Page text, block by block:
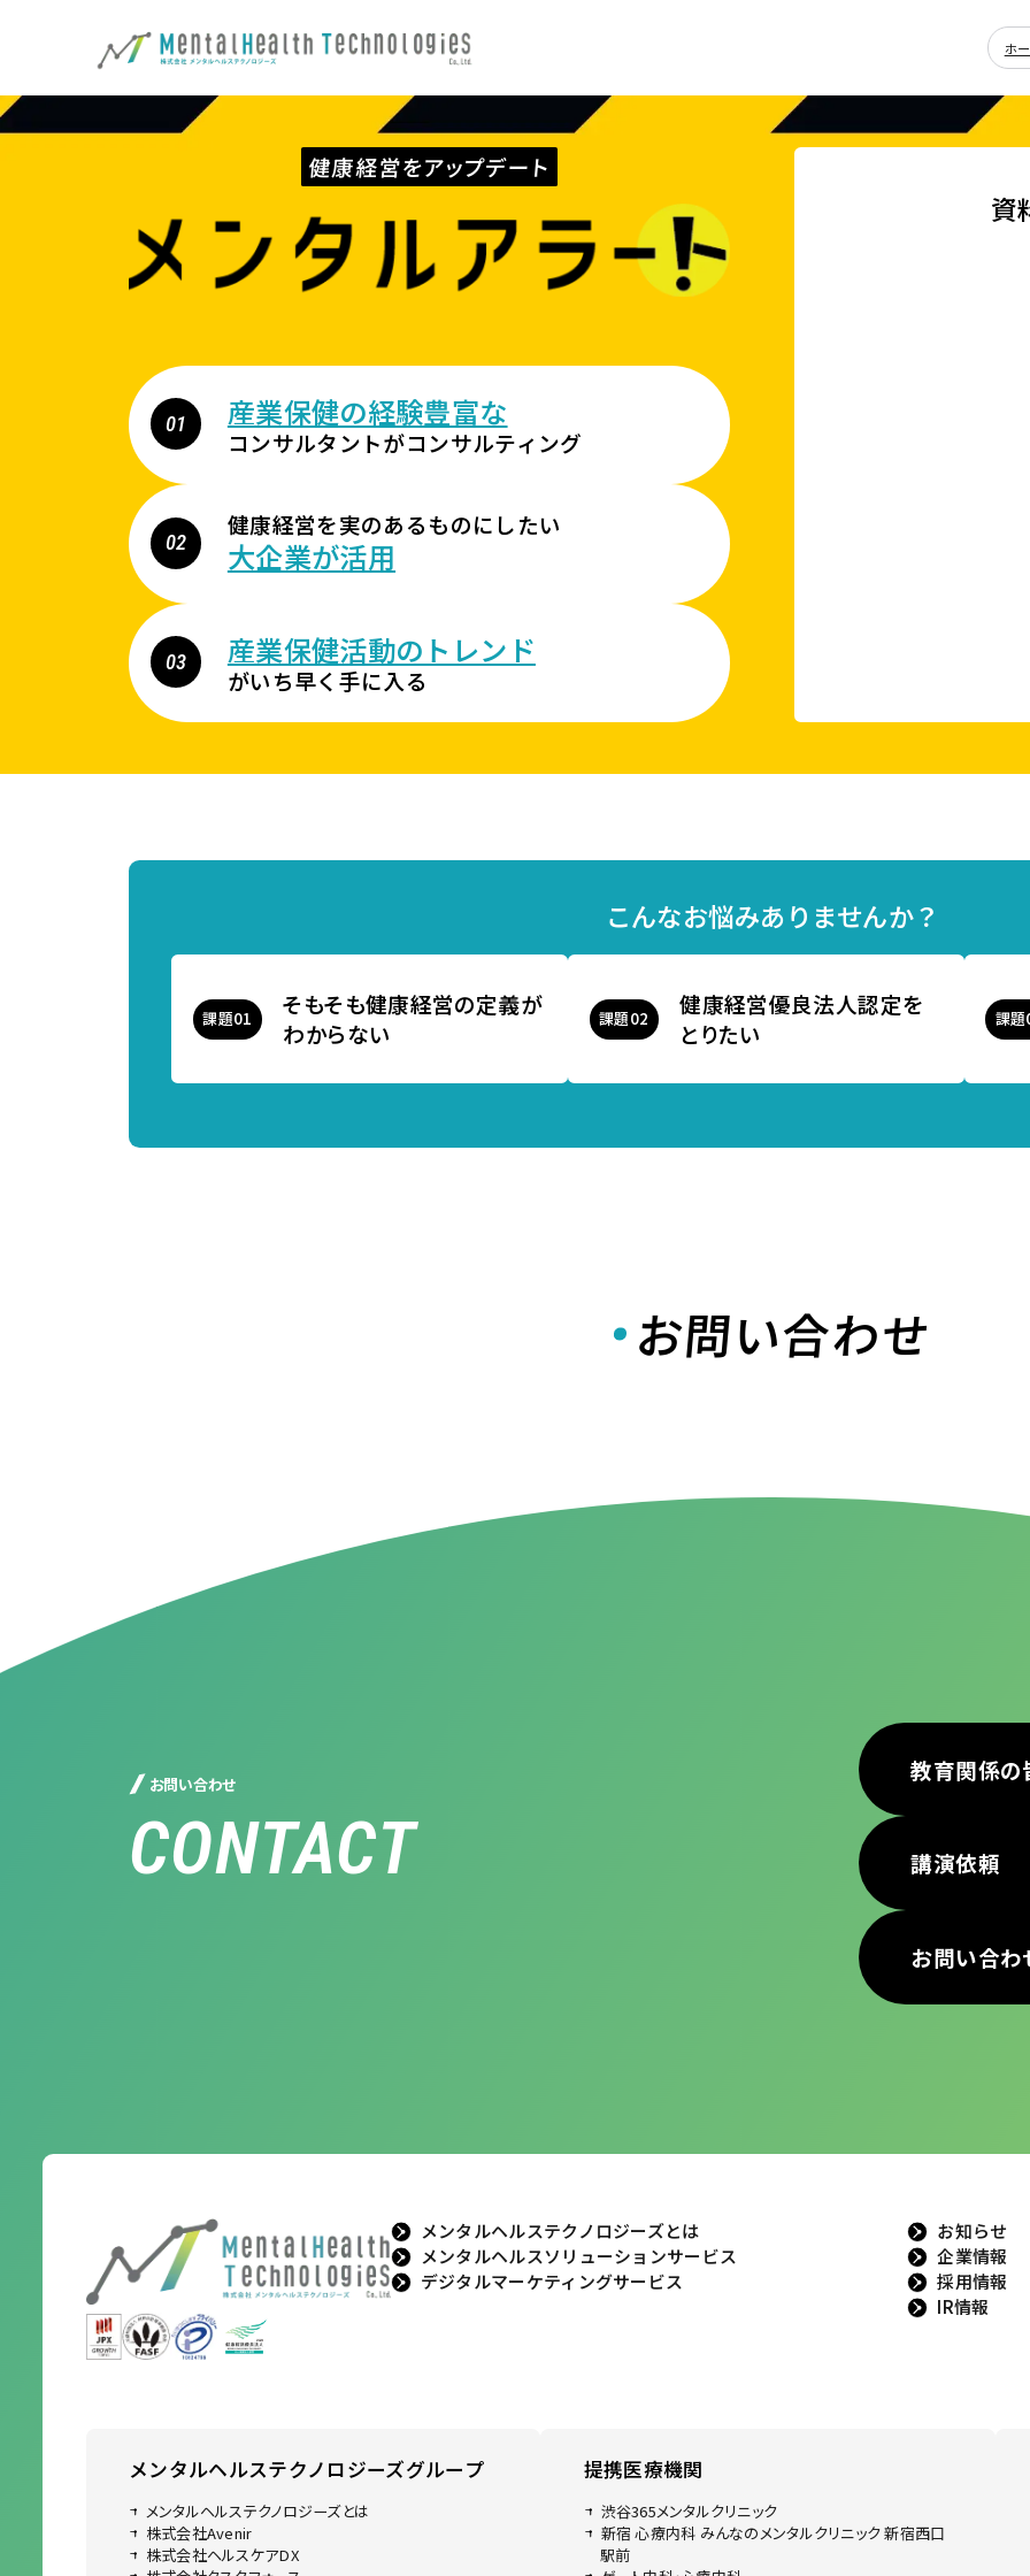
ホ
健康経営をアップデート
産業保健の経験豊富な
コンサルタントがコンサルティング
健康経営を実のあるものにしたい
大企業が活用
産業保健活動のトレンド
がいち早く手に入る
資
こんなお悩みありませんか？
課題
そもそも健康経営の定義が
わからない
課題
健康経営優良法人認定を
とりたい
課題
お問い合わせ
お問い合わせ
CONTACT
教育関係の
講演依頼
お問い合わ
メンタルヘルステクノロジーズとは
メンタルヘルスソリューションサービス
デジタルマーケティングサービス
お知らせ
企業情報
採用情報
IR情報
メンタルヘルステクノロジーズグループ
メンタルヘルステクノロジーズとは
株式会社Avenir
株式会社ヘルスケアDX
提携医療機関
渋谷365メンタルクリニック
新宿 心療内科 みんなのメンタルクリニック 新宿西口
駅前